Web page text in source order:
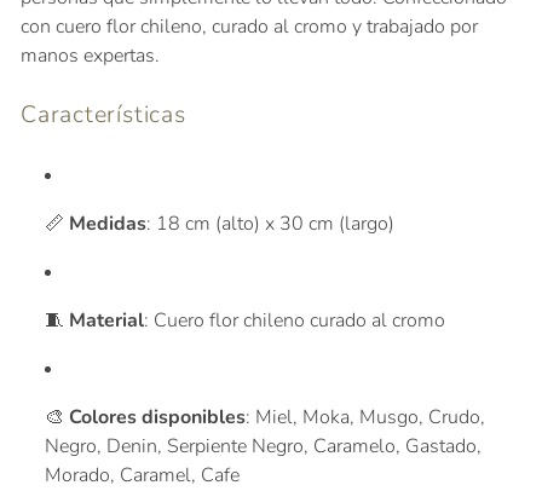
con cuero flor chileno, curado al cromo y trabajado por
manos expertas.
Características
📏 Medidas: 18 cm (alto) x 30 cm (largo)
🧵 Material: Cuero flor chileno curado al cromo
🎨 Colores disponibles: Miel, Moka, Musgo, Crudo,
Negro, Denin, Serpiente Negro, Caramelo, Gastado,
Morado, Caramel, Cafe